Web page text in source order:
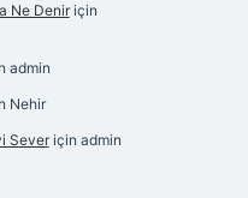
Ne Deniriçin
admin
Nehir
Severiçin admin